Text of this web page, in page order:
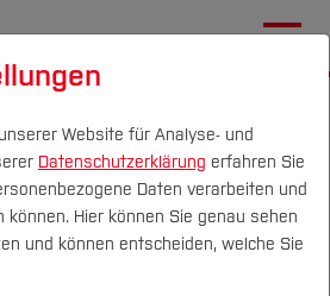
DE|EN Quicklinks
und Therapie­
M.Sc.
Website für Analyse- und
Datenschutzerklärung erfahren Sie
Daten verarbeiten und
Hier können Sie genau sehen
und können entscheiden, welche Sie